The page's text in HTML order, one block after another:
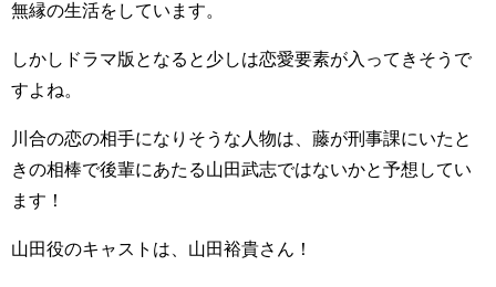
無縁の生活をしています。
しかしドラマ版となると少しは恋愛要素が入ってきそうで
すよね。
川合の恋の相手になりそうな人物は、藤が刑事課にいたと
きの相棒で後輩にあたる山田武志ではないかと予想してい
ます！
山田役のキャストは、山田裕貴さん！